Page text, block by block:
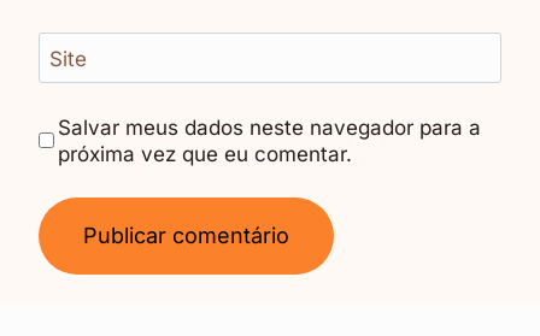
Site
Salvar meus dados neste navegador para a
próxima vez que eu comentar.